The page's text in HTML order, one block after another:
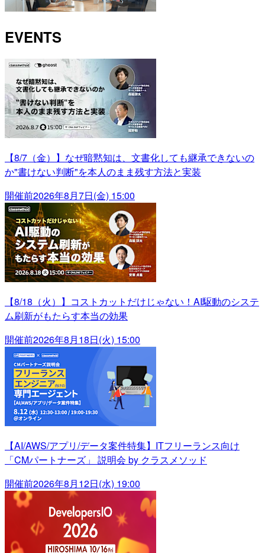
EVENTS
【8/7（金）】なぜ暗黙知は、文書化しても継承できないの
か"書けない判断"を本人のまま残す方法と実装
開催前2026年8月7日(金) 15:00
【8/18（火）】コストカットだけじゃない！AI駆動のシステ
ム刷新がもたらす本当の効果
開催前2026年8月18日(火) 15:00
【AI/AWS/アプリ/データ案件特集】ITフリーランス向け
「CMパートナーズ」 説明会 by クラスメソッド
開催前2026年8月12日(水) 19:00